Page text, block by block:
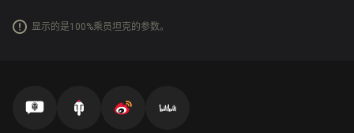
显示的是100%乘员坦克的参数。